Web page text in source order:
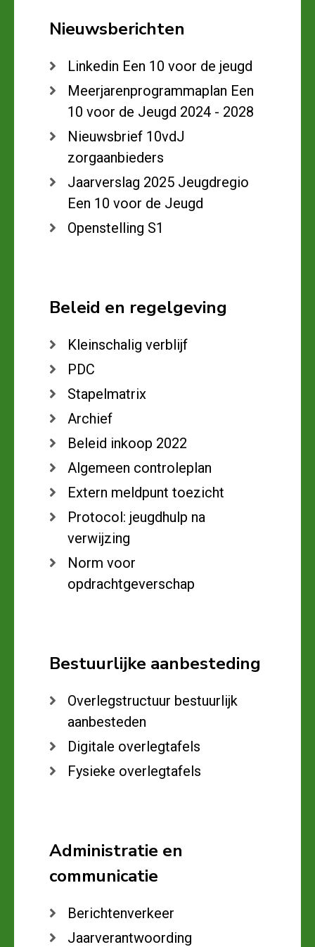
Nieuwsberichten
Linkedin Een 10 voor de jeugd
Meerjarenprogrammaplan Een
10 voor de Jeugd 2024 - 2028
Nieuwsbrief 10vdJ
zorgaanbieders
Jaarverslag 2025 Jeugdregio
Een 10 voor de Jeugd
Openstelling S1
Beleid en regelgeving
Kleinschalig verblijf
PDC
Stapelmatrix
Archief
Beleid inkoop 2022
Algemeen controleplan
Extern meldpunt toezicht
Protocol: jeugdhulp na
verwijzing
Norm voor
opdrachtgeverschap
Bestuurlijke aanbesteding
Overlegstructuur bestuurlijk
aanbesteden
Digitale overlegtafels
Fysieke overlegtafels
Administratie en
communicatie
Berichtenverkeer
Jaarverantwoording